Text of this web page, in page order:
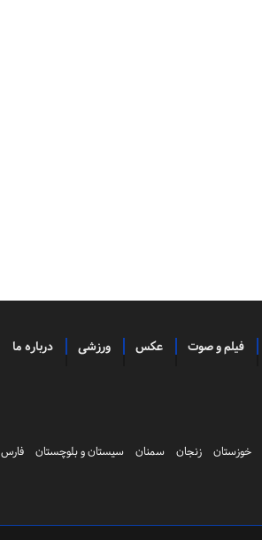
فیلم و صوت عکس ورزشی درباره ما
خوزستان زنجان سمنان سیستان و بلوچستان
فارس